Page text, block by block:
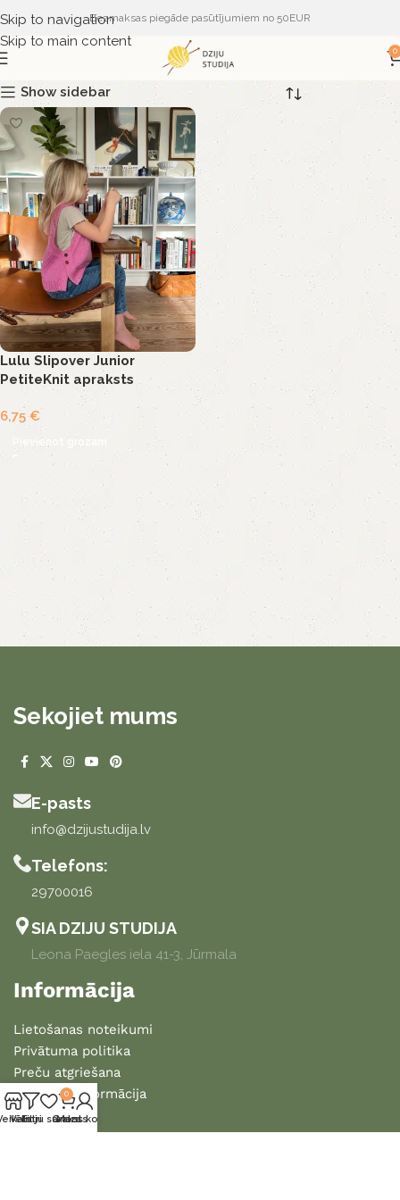
Skip to navigation
Skip to main content
Bezmaksas piegāde pasūtījumiem no 50EUR
0
Show sidebar
Lulu Slipover Junior
PetiteKnit apraksts
6,75€
Pievienot grozam
Sekojiet mums
E-pasts
info@dzijustudija.lv
Telefons:
29700016
SIA DZIJU STUDIJA
Leona Paegles iela 41-3, Jūrmala
Informācija
Lietošanas noteikumi
Privātuma politika
Preču atgriešana
Piegādes informācija
Filtri
Vēlmju saraksts
0
Grozs
Mans konts